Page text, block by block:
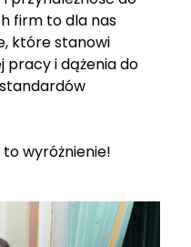
firm to dla nas
które stanowi
pracy i dążenia do
wyróżnienie!